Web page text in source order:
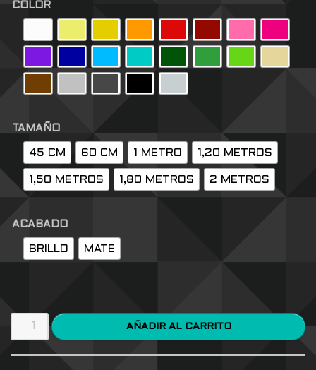
COLOR
TAMAÑO
45 CM 60 CM 1 METRO 1,20 METROS
1,50 METROS 1,80 METROS 2 METROS
ACABADO
BRILLO MATE
AÑADIR AL CARRITO